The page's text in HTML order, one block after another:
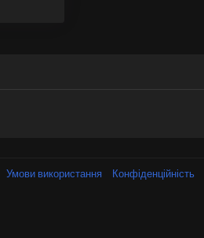
Умови використання Конфіденційність